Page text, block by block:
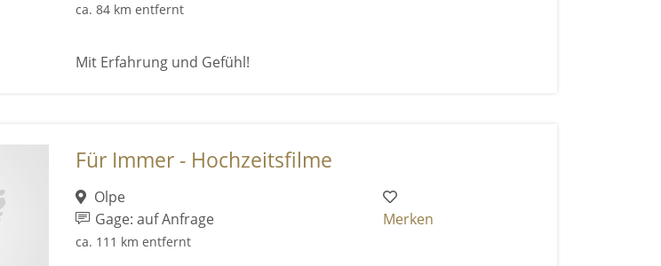
ca. 84 km entfernt
Mit Erfahrung und Gefühl!
Für Immer - Hochzeitsfilme
Olpe
Gage: auf Anfrage
ca. 111 km entfernt
Merken